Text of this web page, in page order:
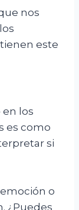
nos
este
los
es como
si
o
¿Puedes